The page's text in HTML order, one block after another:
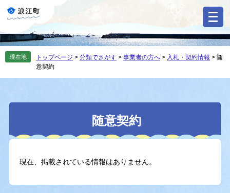
の
先
す
ー
を
し
現在地 トップページ > 分類でさがす > 事業者の方へ > 入札・契約情報 > 随
意契約
本
随意契約
現在、掲載されている情報はありません。